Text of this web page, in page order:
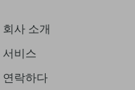
회사 소개
서비스
연락하다